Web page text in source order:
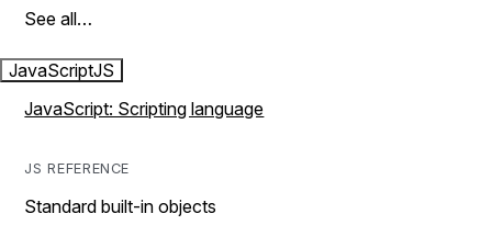
See all…
JavaScriptJS
JavaScript: Scripting language
JS REFERENCE
Standard built-in objects